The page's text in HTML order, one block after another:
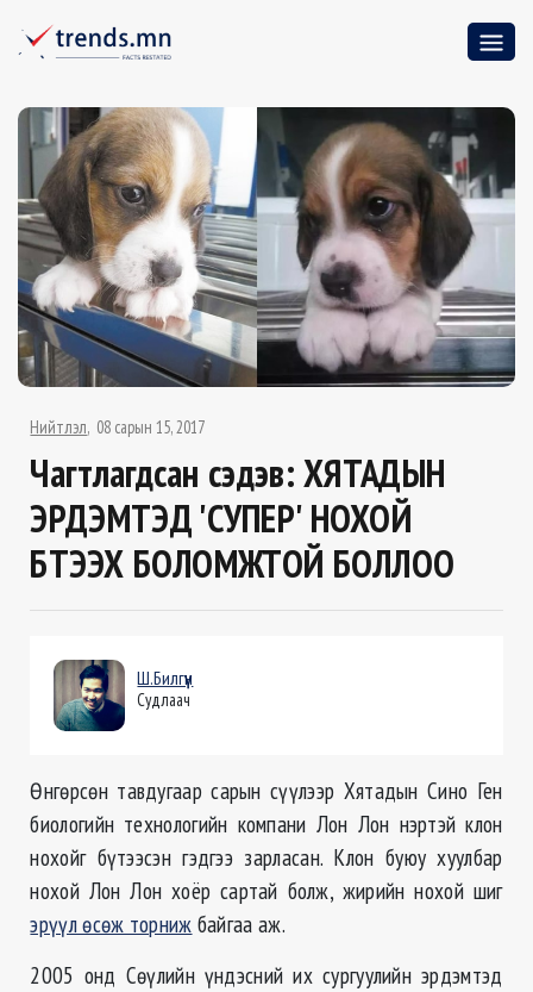
Нийтлэл 08 сарын 15, 2017
Чагтлагдсан сэдэв: ХЯТАДЫН
ЭРДЭМТЭД 'СУПЕР' НОХОЙ
БҮТЭЭХ БОЛОМЖТОЙ БОЛЛОО
Ш.Билгүүн
Судлаач
Өнгөрсөн тавдугаар сарын сүүлээр Хятадын Сино Ген
биологийн технологийн компани Лон Лон нэртэй клон
нохойг бүтээсэн гэдгээ зарласан. Клон буюу хуулбар
нохой Лон Лон хоёр сартай болж, жирийн нохой шиг
эрүүл өсөж торниж байгаа аж.
2005 онд Сөүлийн үндэсний их сургуулийн эрдэмтэд